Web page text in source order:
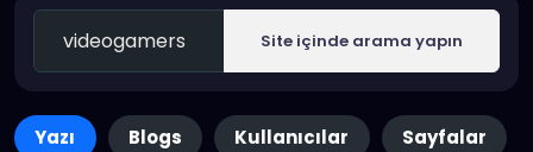
Site içinde arama yapın
Yazı Blogs Kullanıcılar Sayfalar